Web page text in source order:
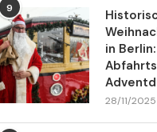
9
in
28/11/2025